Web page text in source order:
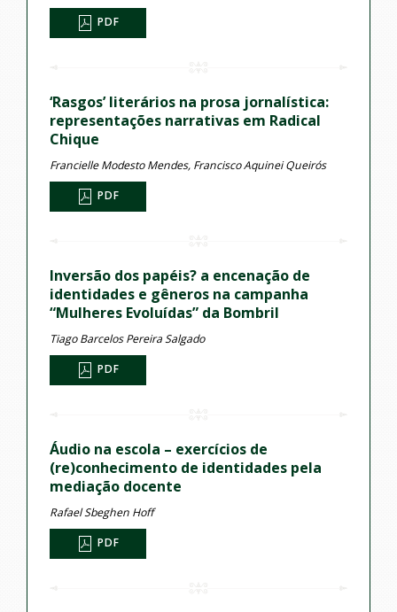
PDF
‘Rasgos’ literários na prosa jornalística:
representações narrativas em Radical
Chique
Francielle Modesto Mendes, Francisco Aquinei Queirós
PDF
Inversão dos papéis? a encenação de
identidades e gêneros na campanha
“Mulheres Evoluídas” da Bombril
Tiago Barcelos Pereira Salgado
PDF
Áudio na escola – exercícios de
(re)conhecimento de identidades pela
mediação docente
Rafael Sbeghen Hoff
PDF